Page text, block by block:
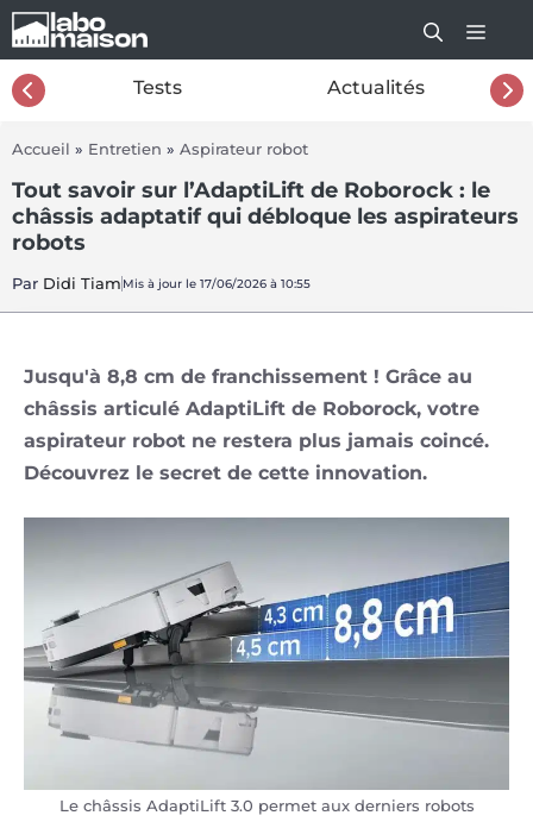
Aller
au
contenu
Tests Actualités
Accueil » Entretien » Aspirateur robot
Tout savoir sur l’AdaptiLift de Roborock : le
châssis adaptatif qui débloque les aspirateurs
robots
Par Didi Tiam Mis à jour le 17/06/2026 à 10:55
Jusqu'à 8,8 cm de franchissement ! Grâce au
châssis articulé AdaptiLift de Roborock, votre
aspirateur robot ne restera plus jamais coincé.
Découvrez le secret de cette innovation.
Le châssis AdaptiLift 3.0 permet aux derniers robots